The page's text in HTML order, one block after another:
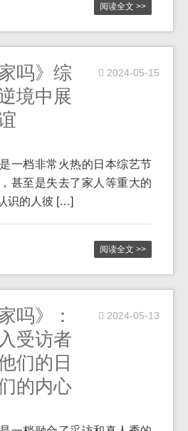
阅读全文 >>
吗》综
境中展
2024-05-15
一档非常火热的日本综艺节
甚至是失去了家人等重大的
识的人彼 […]
阅读全文 >>
吗》：
受访者
们的日
的内心
2024-05-13